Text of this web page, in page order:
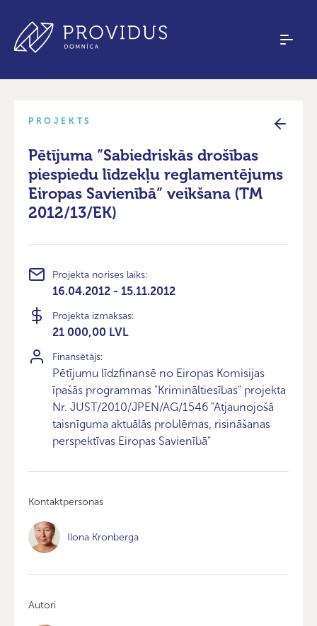
PROJEKTS
Pētījuma ”Sabiedriskās drošības
piespiedu līdzekļu reglamentējums
Eiropas Savienībā” veikšana (TM
2012/13/EK)
Projekta norises laiks:
16.04.2012 - 15.11.2012
Projekta izmaksas:
21 000,00 LVL
Finansētājs:
Pētījumu līdzfinansē no Eiropas Komisijas
īpašās programmas "Krimināltiesības" projekta
Nr. JUST/2010/JPEN/AG/1546 "Atjaunojošā
taisnīguma aktuālās problēmas, risināšanas
perspektīvas Eiropas Savienībā"
Kontaktpersonas
Ilona Kronberga
Autori